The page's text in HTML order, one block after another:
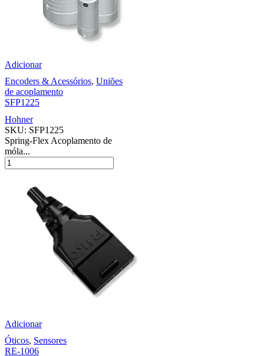
Adicionar
Encoders & Acessórios, Uniões
de acoplamento
SFP1225
Hohner
SKU: SFP1225
Spring-Flex Acoplamento de
móla...
Adicionar
Óticos, Sensores
RE-1006